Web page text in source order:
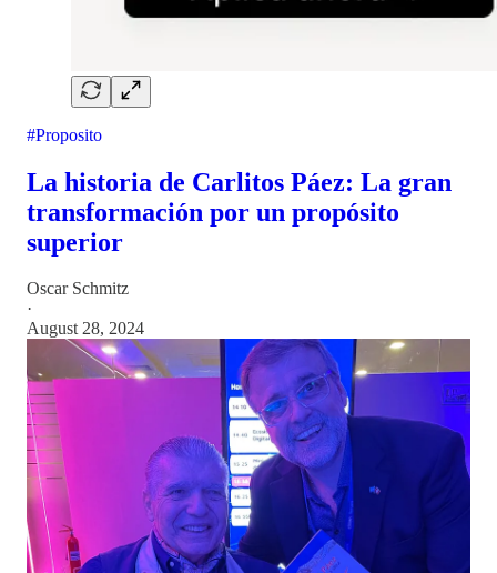
#Proposito
La historia de Carlitos Páez: La gran
transformación por un propósito
superior
Oscar Schmitz
·
August 28, 2024